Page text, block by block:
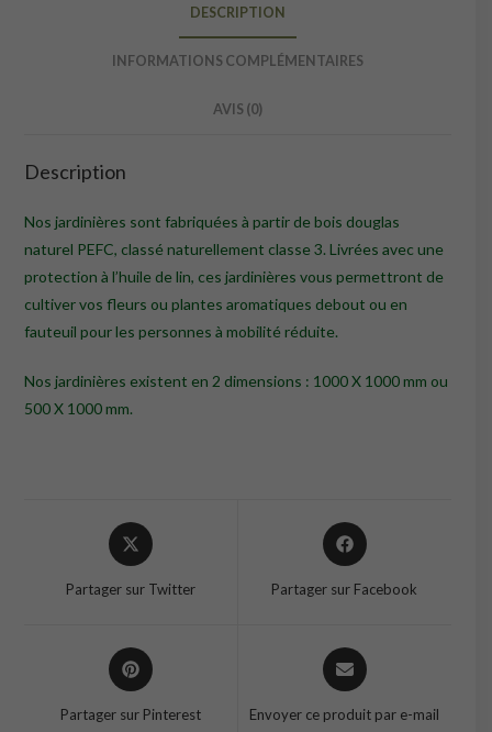
DESCRIPTION
INFORMATIONS COMPLÉMENTAIRES
AVIS (0)
Description
Nos jardinières sont fabriquées à partir de bois douglas
naturel PEFC, classé naturellement classe 3. Livrées avec une
protection à l’huile de lin, ces jardinières vous permettront de
cultiver vos fleurs ou plantes aromatiques debout ou en
fauteuil pour les personnes à mobilité réduite.
Nos jardinières existent en 2 dimensions : 1000 X 1000 mm ou
500 X 1000 mm.
Opens
in
new
Partager sur Twitter
Opens
in
Partager sur Facebook
Opens
in
Partager sur Pinterest
Opens
in
new
Envoyer ce produit par e-mail